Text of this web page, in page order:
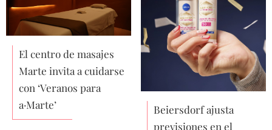
El centro de masajes
Marte invita a cuidarse
con ‘Veranos para
a·Marte’
Beiersdorf ajusta
previsiones en el